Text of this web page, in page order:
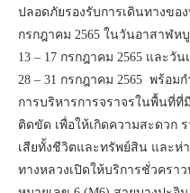
ปลอดภัยรองรับการเดินทางข
กรกฎาคม 2565 ในวันอาสาฬ
13 – 17 กรกฎาคม 2565 และ
28 – 31 กรกฎาคม 2565 พร้อ
การบริหารการจราจรในพื้นที่ที่
ติดขัด เพื่อให้เกิดความสะดวก
เสียทั้งชีวิตและทรัพย์สิน และห่
ทางหลวงเปิดให้บริการชั่วครา